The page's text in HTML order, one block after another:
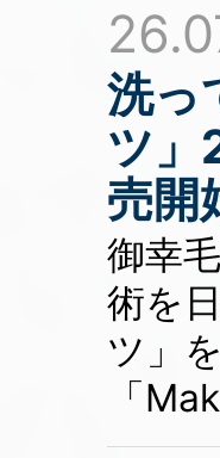
洗っ
ツ」
売開
御幸
術を
ツ」
「